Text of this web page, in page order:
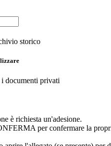
storico
documenti privati
è richiesta un'adesione.
per confermare la